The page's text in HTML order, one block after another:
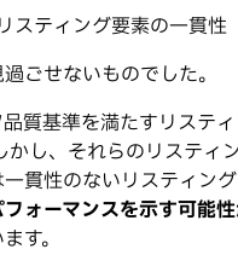
スティング要素の一貫性
ごせないものでした。
質基準を満たすリステ
かし、それらのリスティ
貫性のないリスティング
ォーマンスを示す可能
す。